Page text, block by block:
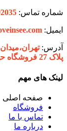
شماره تماس:
ایمیل:
آدرس:
پلاک 27 فروشگاه حیدری
لینک های مهم
صفحه اصلی
فروشگاه
تماس با ما
درباره ما